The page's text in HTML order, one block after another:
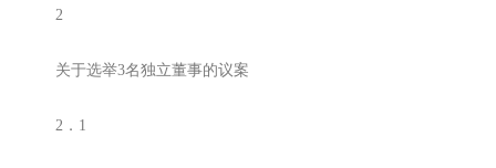
2
关于选举3名独立董事的议案
2．1